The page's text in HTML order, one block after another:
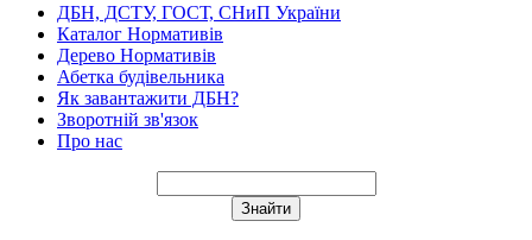
ДБН, ДСТУ, ГОСТ, СНиП України
Каталог Нормативів
Дерево Нормативів
Абетка будівельника
Як завантажити ДБН?
Зворотній зв'язок
Про нас